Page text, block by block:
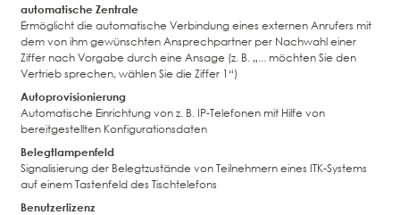
automatische Zentrale
Ermöglicht die automatische Verbindung eines externen Anrufers mit
dem von ihm gewünschten Ansprechpartner per Nachwahl einer
Ziffer nach Vorgabe durch eine Ansage (z. B. „... möchten Sie den
Vertrieb sprechen, wählen Sie die Ziffer 1“)
Autoprovisionierung
Automatische Einrichtung von z. B. IP-Telefonen mit Hilfe von
bereitgestellten Konfigurationsdaten
Belegtlampenfeld
Signalisierung der Belegtzustände von Teilnehmern eines ITK-Systems
auf einem Tastenfeld des Tischtelefons
Benutzerlizenz